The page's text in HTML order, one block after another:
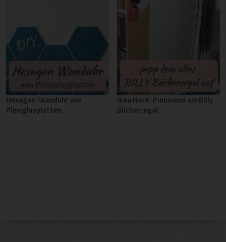
Hexagon-Wanduhr aus
Plexiglasplatten
Ikea Hack: Pinnwand am Billy
Bücherregal